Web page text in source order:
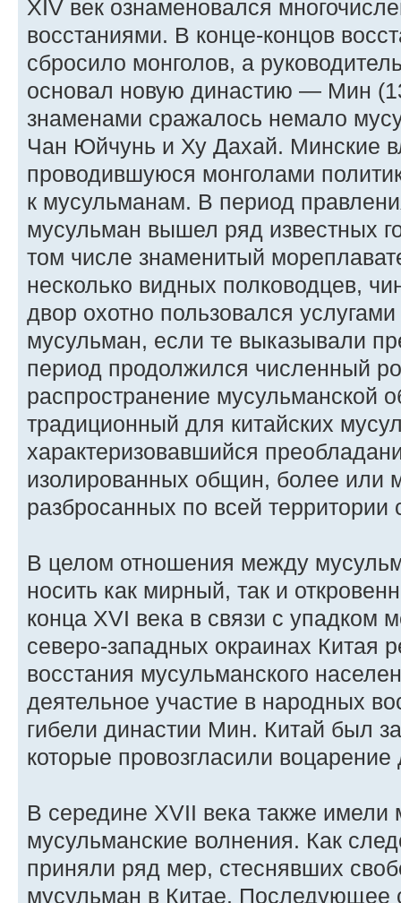
XIV век ознаменовался
восстаниями. В конце-концов
сбросило монголов, а
основал новую династию — Мин
знаменами сражалось немало
Чан Юйчунь и Ху Дахай. Минские
проводившуюся монголами
к мусульманам. В период
мусульман вышел ряд известных
том числе знаменитый
несколько видных полководцев,
двор охотно пользовался
мусульман, если те выказывали
период продолжился численный
распространение мусульманской
традиционный для китайских
характеризовавшийся
изолированных общин, более или
разбросанных по всей территории
В целом отношения между
носить как мирный, так и
конца XVI века в связи с упадком
северо-западных окраинах Китая
восстания мусульманского
деятельное участие в народных
гибели династии Мин. Китай был
которые провозгласили
В середине XVII века также имели
мусульманские волнения. Как
приняли ряд мер, стеснявших
мусульман в Китае. Последующее